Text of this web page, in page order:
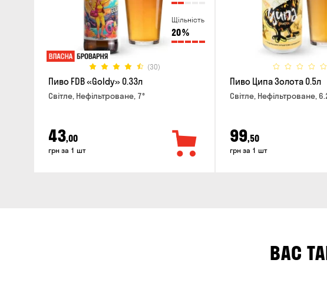
Щільність
20%
(30)
Пиво FDB «Goldy» 0.33л
Світле, Нефільтроване, 7°
43,00
грн за 1 шт
Пиво Ципа Золота 0.5л
Світле, Нефільтроване,
99,50
грн за 1 шт
ВАС